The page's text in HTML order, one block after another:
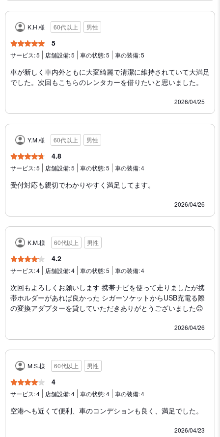
K.H.様 60代以上 男性
5
サービス:5 店舗設備:5 車の状態:5 車の装備:5
車が新しく車内外ともに大変綺麗で清潔に維持されていて大満足
でした。次回もこちらのレンタカーを借りたいと思いました。
2026/04/25
Y.M.様 60代以上 男性
4.8
サービス:5 店舗設備:5 車の状態:5 車の装備:4
受付対応も親切でわかりやすく満足してます。
2026/04/26
K.M.様 60代以上 男性
4.2
サービス:4 店舗設備:4 車の状態:5 車の装備:4
次回もよろしくお願いします 携帯ナビを使って走りましたが携
帯ホルダーがあれば良かった シガーソケットからUSB充電る際
の変換アダプターを貸していただきありがとうございました😊
2026/04/26
M.S.様 60代以上 男性
4
サービス:4 店舗設備:4 車の状態:4 車の装備:4
空港へも近くて便利、車のコンデションも良く、満足でした。
2026/04/23